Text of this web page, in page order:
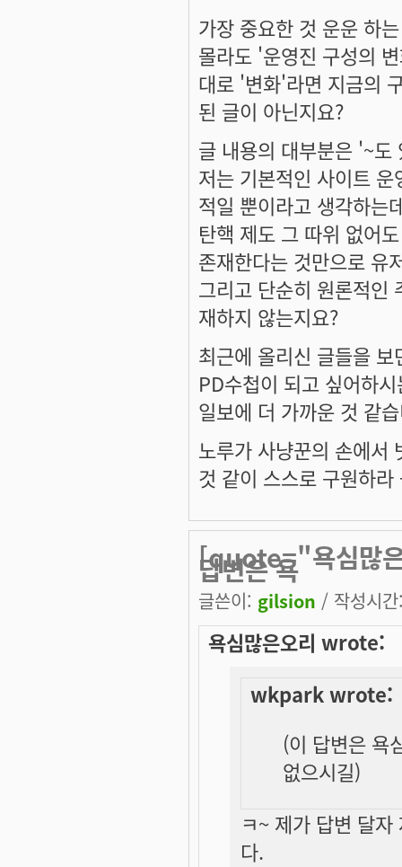
가장 중요한 것 운운 하
몰라도 '운영진 구성의
대로 '변화'라면 지금의
된 글이 아닌지요?
글 내용의 대부분은 '~도
저는 기본적인 사이트
적일 뿐이라고 생각하는
탄핵 제도 그 따위 없어
존재한다는 것만으로 유
그리고 단순히 원론적인
재하지 않는지요?
최근에 올리신 글들을
PD수첩이 되고 싶어하
일보에 더 가까운 것 같
노루가 사냥꾼의 손에서
것 같이 스스로 구원하
[quote="욕심
답변은 욕
글쓴이: gilsion / 작성시
욕심많은오리 wrote:
wkpark wrote:
(이 답변은 욕
없으시길)
ㅋ~ 제가 답변 달
다.